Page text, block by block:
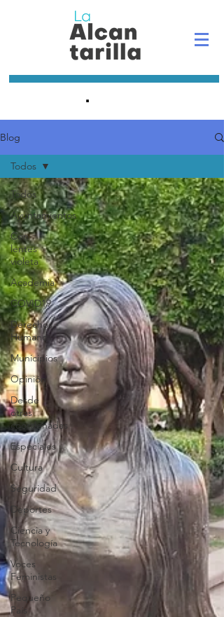
.
Blog
Todos
Ayuntamientos
Con
lentes
violeta
Academia
COVID19
Derechos
Humanos
Municipios
Opinión
Desde
otras
coordenadas
Especiales
Cultura
Seguridad
Deportes
Ciencia y
Tecnología
Voces
Feministas
Pequeño
País
Todos